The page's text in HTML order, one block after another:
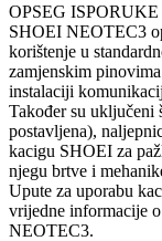
OPSEG ISPORUKE
SHOEI NEOTEC3
korištenje u
zamjenskim
instalaciji
Također su uključeni
postavljena),
kacigu SHOEI za
njegu brtve i
Upute za uporabu
vrijedne informacije
NEOTEC3.